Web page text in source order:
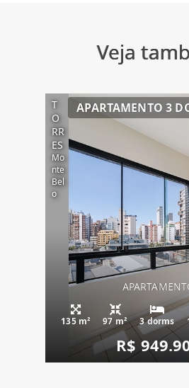
Veja
T
O
RR
ES
Mo
nte
Bel
o
APARTAMENTO 3
135 m² 97 m² 3 dorms
R$